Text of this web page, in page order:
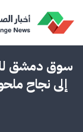
سوق دمشق
إلى نجاح